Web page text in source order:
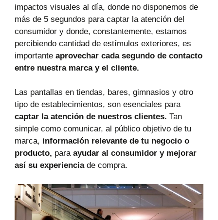
impactos visuales al día, donde no disponemos de
más de 5 segundos para captar la atención del
consumidor y donde, constantemente, estamos
percibiendo cantidad de estímulos exteriores, es
importante aprovechar cada segundo de contacto
entre nuestra marca y el cliente.
Las pantallas en tiendas, bares, gimnasios y otro
tipo de establecimientos, son esenciales para
captar la atención de nuestros clientes. Tan
simple como comunicar, al público objetivo de tu
marca, información relevante de tu negocio o
producto, paraayudar al consumidor y mejorar
así su experiencia de compra.